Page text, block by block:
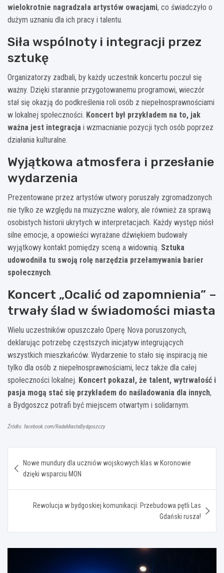
wielokrotnie nagradzała artystów owacjami, co świadczyło o
dużym uznaniu dla ich pracy i talentu.
Siła wspólnoty i integracji przez
sztukę
Organizatorzy zadbali, by każdy uczestnik koncertu poczuł się
ważny. Dzięki starannie przygotowanemu programowi, wieczór
stał się okazją do podkreślenia roli osób z niepełnosprawnościami
w lokalnej społeczności. Koncert był przykładem na to, jak
ważna jest integracja i wzmacnianie pozycji tych osób poprzez
działania kulturalne.
Wyjątkowa atmosfera i przesłanie
wydarzenia
Prezentowane przez artystów utwory poruszały zgromadzonych
nie tylko ze względu na muzyczne walory, ale również za sprawą
osobistych historii ukrytych w interpretacjach. Każdy występ niósł
silne emocje, a opowieści wyrażane dźwiękiem budowały
wyjątkowy kontakt pomiędzy sceną a widownią. Sztuka
udowodniła tu swoją rolę narzędzia przełamywania barier
społecznych.
Koncert „Ocalić od zapomnienia” –
trwały ślad w świadomości miasta
Wielu uczestników opuszczało Operę Nova poruszonych,
deklarując potrzebę częstszych inicjatyw integrujących
wszystkich mieszkańców. Wydarzenie to stało się inspiracją nie
tylko dla osób z niepełnosprawnościami, lecz także dla całej
społeczności lokalnej. Koncert pokazał, że talent, wytrwałość i
pasja mogą stać się przykładem do naśladowania dla innych,
a Bydgoszcz potrafi być miejscem otwartym i solidarnym.
Źródło: facebook.com/RadaMiastaBydgoszczy
wpisu
Nowe mundury dla uczniów wojskowych klas w Koronowie
dzięki wsparciu MON
Rewolucja w bydgoskiej komunikacji: Przebudowa pętli Las
Gdański rusza!